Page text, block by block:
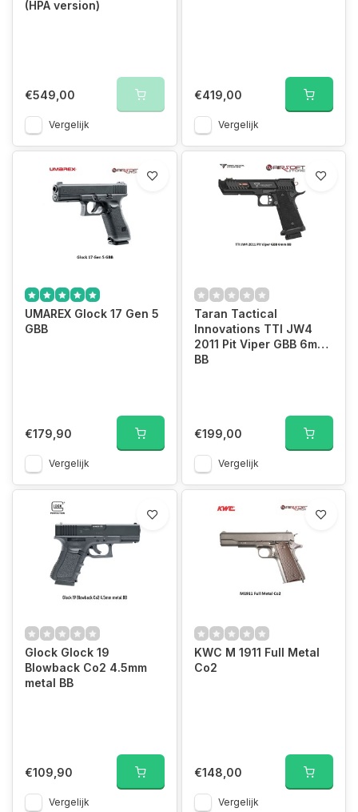
(HPA version)
€549,00
Vergelijk
€419,00
Vergelijk
UMAREX Glock 17 Gen 5
GBB
€179,90
Vergelijk
Taran Tactical
Innovations TTI JW4
2011 Pit Viper GBB 6mm
BB
€199,00
Vergelijk
Glock Glock 19
Blowback Co2 4.5mm
metal BB
€109,90
Vergelijk
KWC M 1911 Full Metal
Co2
€148,00
Vergelijk